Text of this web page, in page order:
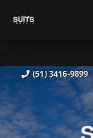
(51) 3416-9899